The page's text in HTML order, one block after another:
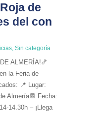
de
del con
, Sin categoría
ALMERÍA!🍤
la Feria de
📍 Lugar:
Almería📆 Fecha:
14.30h – ¡Llega